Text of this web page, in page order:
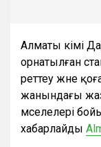
Алматы әкімі
орнатылған
реттеу және
жанындағы
мәселелері
хабарлайды